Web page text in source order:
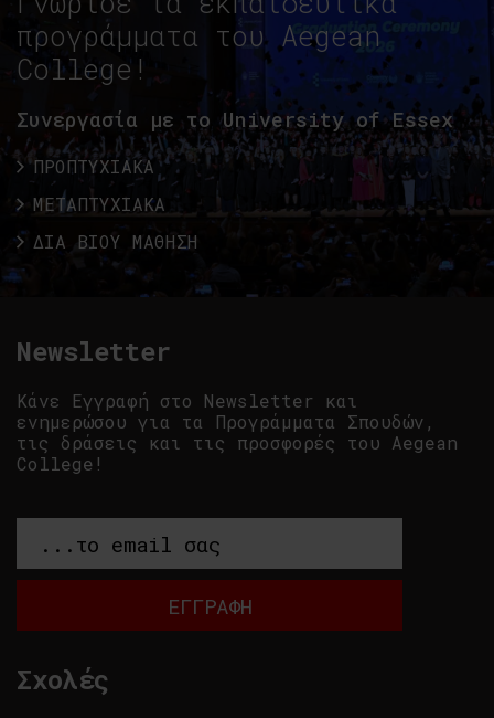
προγράμματα του Aegean
College!
Συνεργασία με το University of Essex
ΠΡΟΠΤΥΧΙΑΚΑ
ΜΕΤΑΠΤΥΧΙΑΚΑ
ΔΙΑ ΒΙΟΥ ΜΑΘΗΣΗ
Σχολές
Newsletter
Κάνε Εγγραφή στο Newsletter και
ενημερώσου για τα Προγράμματα Σπουδών,
τις δράσεις και τις προσφορές του Aegean
College!